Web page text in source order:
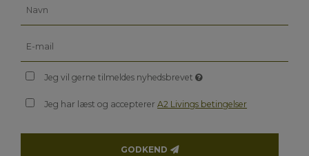
Jeg vil gerne tilmeldes nyhedsbrevet
Jeg har læst og acceptererA2 Livings betingelser
GODKEND